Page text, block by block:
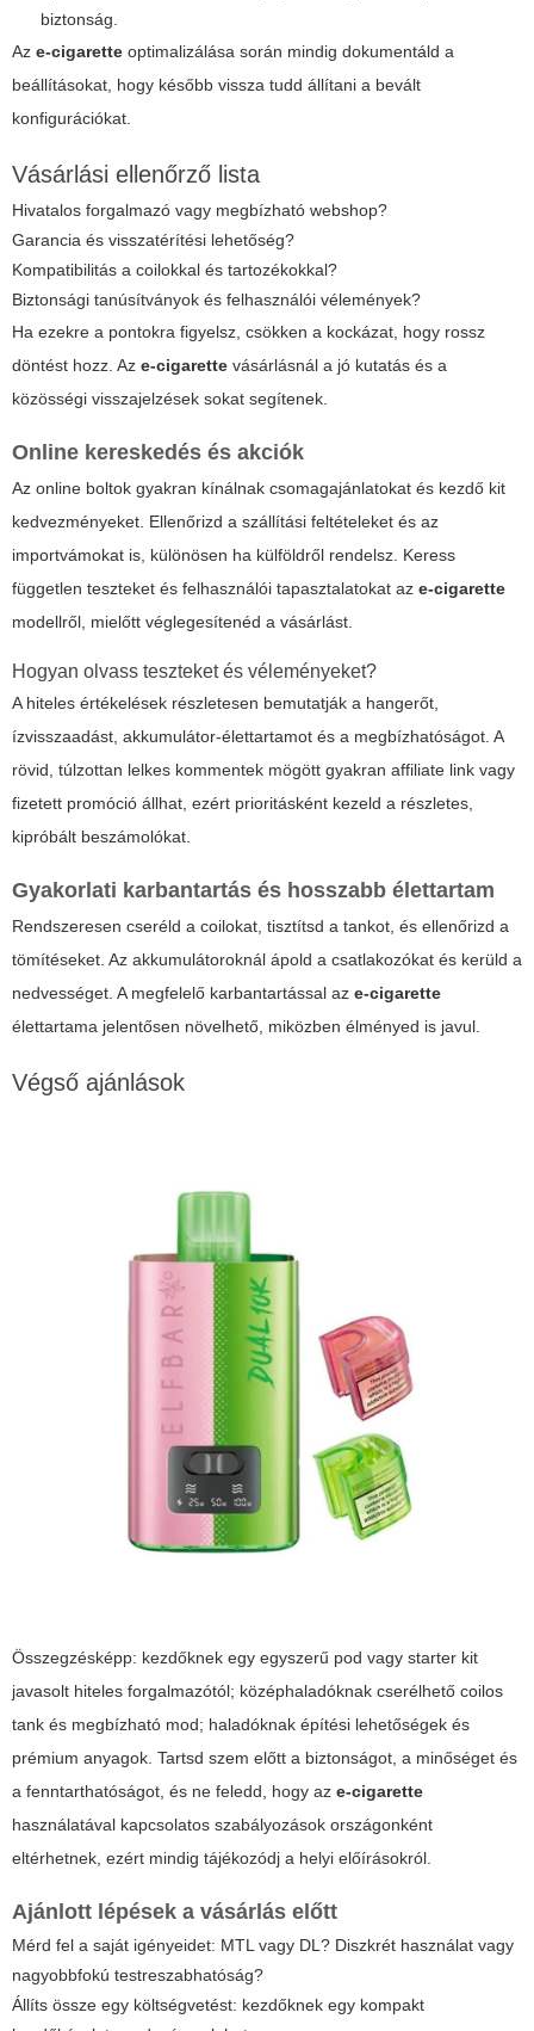
biztonság.
Az e-cigarette optimalizálása során mindig dokumentáld a
beállításokat, hogy később vissza tudd állítani a bevált
konfigurációkat.
Vásárlási ellenőrző lista
Hivatalos forgalmazó vagy megbízható webshop?
Garancia és visszatérítési lehetőség?
Kompatibilitás a coilokkal és tartozékokkal?
Biztonsági tanúsítványok és felhasználói vélemények?
Ha ezekre a pontokra figyelsz, csökken a kockázat, hogy rossz
döntést hozz. Az e-cigarette vásárlásnál a jó kutatás és a
közösségi visszajelzések sokat segítenek.
Online kereskedés és akciók
Az online boltok gyakran kínálnak csomagajánlatokat és kezdő kit
kedvezményeket. Ellenőrizd a szállítási feltételeket és az
importvámokat is, különösen ha külföldről rendelsz. Keress
független teszteket és felhasználói tapasztalatokat az e-cigarette
modellről, mielőtt véglegesítenéd a vásárlást.
Hogyan olvass teszteket és véleményeket?
A hiteles értékelések részletesen bemutatják a hangerőt,
ízvisszaadást, akkumulátor-élettartamot és a megbízhatóságot. A
rövid, túlzottan lelkes kommentek mögött gyakran affiliate link vagy
fizetett promóció állhat, ezért prioritásként kezeld a részletes,
kipróbált beszámolókat.
Gyakorlati karbantartás és hosszabb élettartam
Rendszeresen cseréld a coilokat, tisztítsd a tankot, és ellenőrizd a
tömítéseket. Az akkumulátoroknál ápold a csatlakozókat és kerüld a
nedvességet. A megfelelő karbantartással az e-cigarette
élettartama jelentősen növelhető, miközben élményed is javul.
Végső ajánlások
Összegzésképp: kezdőknek egy egyszerű pod vagy starter kit
javasolt hiteles forgalmazótól; középhaladóknak cserélhető coilos
tank és megbízható mod; haladóknak építési lehetőségek és
prémium anyagok. Tartsd szem előtt a biztonságot, a minőséget és
a fenntarthatóságot, és ne feledd, hogy az e-cigarette
használatával kapcsolatos szabályozások országonként
eltérhetnek, ezért mindig tájékozódj a helyi előírásokról.
Ajánlott lépések a vásárlás előtt
Mérd fel a saját igényeidet: MTL vagy DL? Diszkrét használat vagy
nagyobbfokú testreszabhatóság?
Állíts össze egy költségvetést: kezdőknek egy kompakt